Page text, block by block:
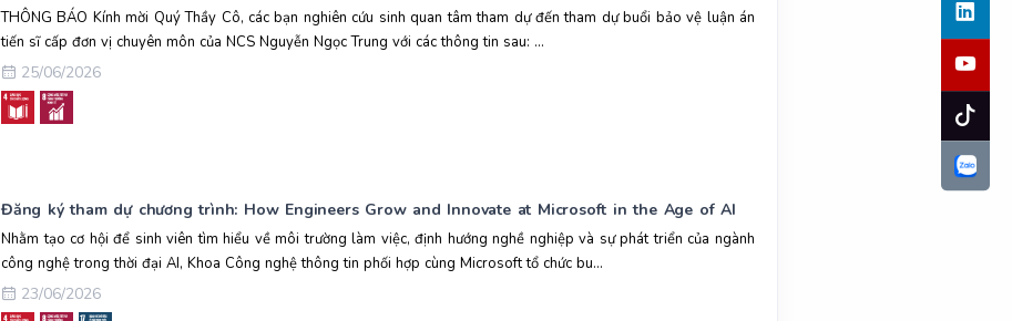
THÔNG BÁO Kính mời Quý Thầy Cô, các bạn nghiên cứu sinh quan tâm tham dự đến tham dự buổi bảo vệ luận án
tiến sĩ cấp đơn vị chuyên môn của NCS Nguyễn Ngọc Trung với các thông tin sau: ...
25/06/2026
Đăng ký tham dự chương trình: How Engineers Grow and Innovate at Microsoft in the Age of AI
Nhằm tạo cơ hội để sinh viên tìm hiểu về môi trường làm việc, định hướng nghề nghiệp và sự phát triển của ngành
công nghệ trong thời đại AI, Khoa Công nghệ thông tin phối hợp cùng Microsoft tổ chức bu...
23/06/2026